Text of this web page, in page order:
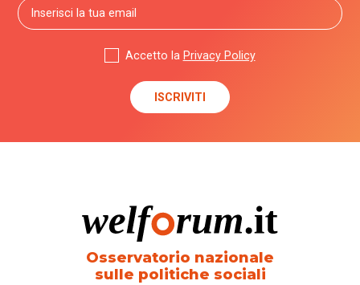
Accetto la Privacy Policy
Osservatorio nazionale
sulle politiche sociali